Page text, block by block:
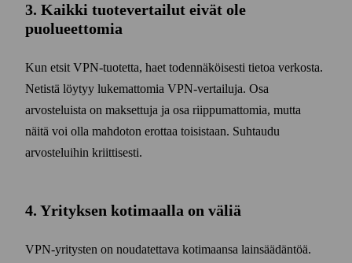
3. Kaikki tuotevertailut eivät ole
puolueettomia
Kun etsit VPN-tuotetta, haet toden­näköisesti tietoa verkosta.
Netistä löytyy lukemattomia VPN-vertailuja. Osa
arvosteluista on maksettuja ja osa riippumattomia, mutta
näitä voi olla mahdoton erottaa toisistaan. Suhtaudu
arvosteluihin kriittisesti.
4. Yrityksen kotimaalla on väliä
VPN-yritysten on noudatettava kotimaansa lainsäädäntöä.